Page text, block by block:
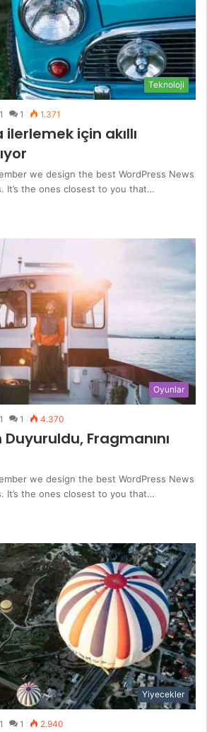
Teknoloji
1 1.371
için akıllı
we design the best WordPress News
It’s the ones closest to you that…
Oyunlar
1 4.370
Fragmanını
we design the best WordPress News
It’s the ones closest to you that…
Yiyecekler
1 2.940